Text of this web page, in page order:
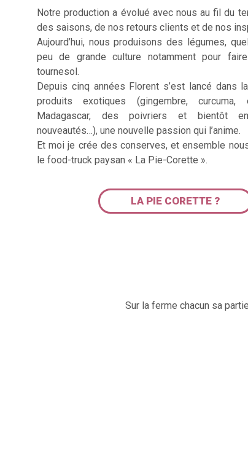
Notre production a évolué avec nous au fil du
des saisons, de nos retours clients et de nos
Aujourd’hui, nous produisons des légumes,
peu de grande culture notamment pour
tournesol.
Depuis cinq années Florent s’est lancé dans
produits exotiques (gingembre, curcuma,
Madagascar, des poivriers et bientôt
nouveautés…), une nouvelle passion qui l’anime.
Et moi je crée des conserves, et ensemble
le food-truck paysan « La Pie-Corette ».
LA PIE CORETTE ?
Sur la ferme chacun sa